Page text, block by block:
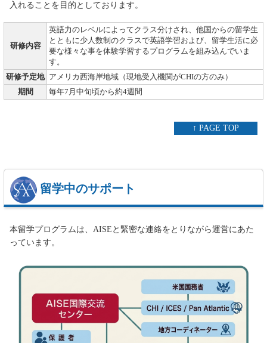
入れることを目的としております。
研修内容
英語力のレベルによってクラス分けされ、他国からの留学生
とともに少人数制のクラスで英語学習および、留学生活に必
要な様々な事を体験学習するプログラムを組み込んでいま
す。
研修予定地 アメリカ西海岸地域（現地受入機関がCHIの方のみ）
期間
毎年7月中旬頃から約4週間
↑ PAGE TOP
留学中のサポート
本留学プログラムは、AISEと緊密な連絡をとりながら運営にあた
っています。